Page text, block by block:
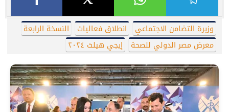
وزيرة التضامن الاجتماعي انطلاق فعاليات
النسخة الرابعة
معرض مصر الدولي للصحة
إيجي هيلث ٢٠٢٤